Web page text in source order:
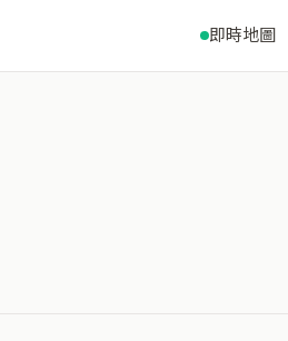
即時地圖